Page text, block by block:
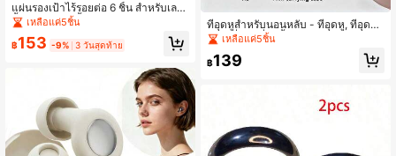
แผ่นรองเป้าไร้รอยต่อ 6 ชิ้น สำหรับเลก
กิ้งและชุดว่ายน้ำ ซิลิโคนป้องกันสำหรับ
ชุดว่ายน้ำและกางเกงโยคะ
เหลือแค่5ชิ้น
฿153 -9% 3 วันสุดท้าย
ที่อุดหูสำหรับนอนหลับ - ที่อุดหู, ที่อุดหูส
ไตล์, ที่อุดหูที่ใช้ซ้ำได้, เหมาะสำหรับกา
รนอนหลับ, การทำงาน, การเดินทาง ฯล
ฯ, มาพร้อมกล่องเก็บและ 6 ปลายหู
เหลือแค่5ชิ้น
฿139